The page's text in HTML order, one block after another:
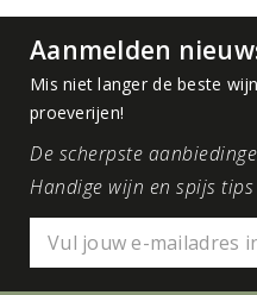
Aanmelden
Mis niet langer de beste
proeverijen!
De scherpste
Handige wijn en spijs tips